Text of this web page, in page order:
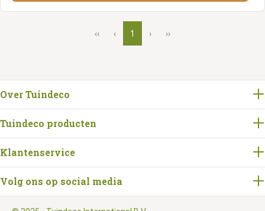
‹‹ ‹ 1 › ››
Over Tuindeco
Tuindeco producten
Klantenservice
Volg ons op social media